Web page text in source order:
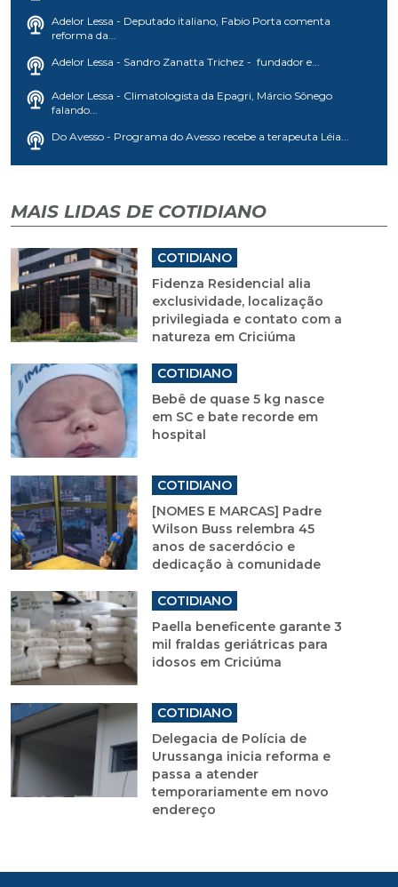
Adelor Lessa - Deputado italiano, Fabio Porta comenta
reforma da...
Adelor Lessa - Sandro Zanatta Trichez - fundador e...
Adelor Lessa - Climatologista da Epagri, Márcio Sônego
falando...
Do Avesso - Programa do Avesso recebe a terapeuta Léia...
MAIS LIDAS DE COTIDIANO
COTIDIANO
Fidenza Residencial alia
exclusividade, localização
privilegiada e contato com a
natureza em Criciúma
COTIDIANO
Bebê de quase 5 kg nasce
em SC e bate recorde em
hospital
COTIDIANO
[NOMES E MARCAS] Padre
Wilson Buss relembra 45
anos de sacerdócio e
dedicação à comunidade
COTIDIANO
Paella beneficente garante 3
mil fraldas geriátricas para
idosos em Criciúma
COTIDIANO
Delegacia de Polícia de
Urussanga inicia reforma e
passa a atender
temporariamente em novo
endereço